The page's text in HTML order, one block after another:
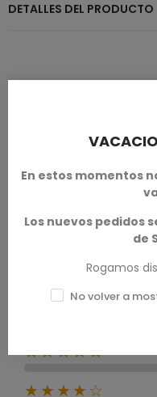
DETALLES DEL PRODUCTO
★★★★★
★★★★☆
En estos momentos
Los nuevos pedidos
de
Rogamos
No volver a